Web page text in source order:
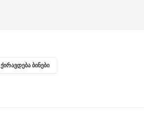
ქირავდება ბინები